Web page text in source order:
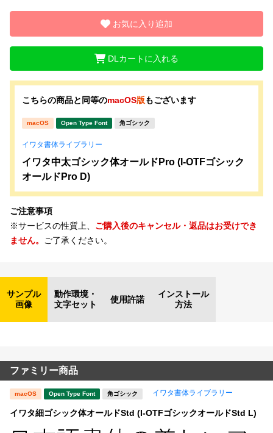
お気に入り追加
DLカートに入れる
こちらの商品と同等のmacOS版もございます
macOS Open Type Font 角ゴシック
イワタ書体ライブラリー
イワタ中太ゴシック体オールドPro (I-OTFゴシック
オールドPro D)
ご注意事項
※サービスの性質上、 ご購入後のキャンセル・返品はお受けでき
ません。 ご了承ください。
サンプル
画像
動作環境・
文字セット
使用許諾
インストール
方法
ファミリー商品
macOS Open Type Font 角ゴシック イワタ書体ライブラリー
イワタ細ゴシック体オールドStd (I-OTFゴシックオールドStd L)